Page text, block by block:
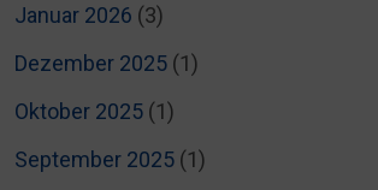
Januar 2026 (3)
Dezember 2025 (1)
Oktober 2025 (1)
September 2025 (1)